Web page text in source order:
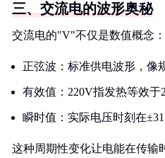
三、交流电的波形奥秘
交流电的"V"不仅是数值概念：
正弦波：标准供电波形，像
有效值：220V指发热等效于
瞬时值：实际电压时刻在
这种周期性变化让电能在传输